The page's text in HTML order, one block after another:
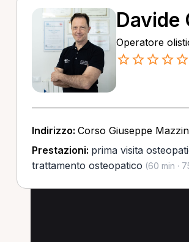
Davide
Operatore
Indirizzo: Corso Giuseppe
Prestazioni: prima visita
trattamento osteopatico (60 min ·